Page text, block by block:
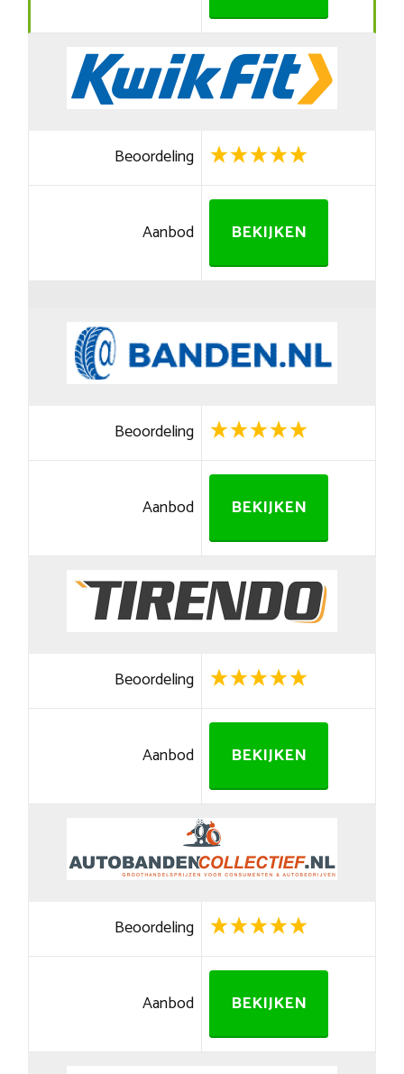
Beoordeling
Aanbod BEKIJKEN
Beoordeling
Aanbod BEKIJKEN
Beoordeling
Aanbod BEKIJKEN
Beoordeling
Aanbod BEKIJKEN